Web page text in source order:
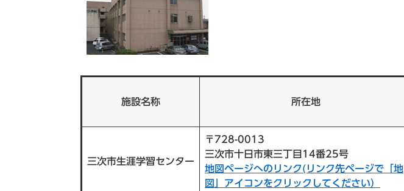
施設名称 所在地
三次市生涯学習センター
〒728-0013
三次市十日市東三丁目14番25号
地図ページへのリンク(リンク先ページで「地
図」アイコンをクリックしてください）